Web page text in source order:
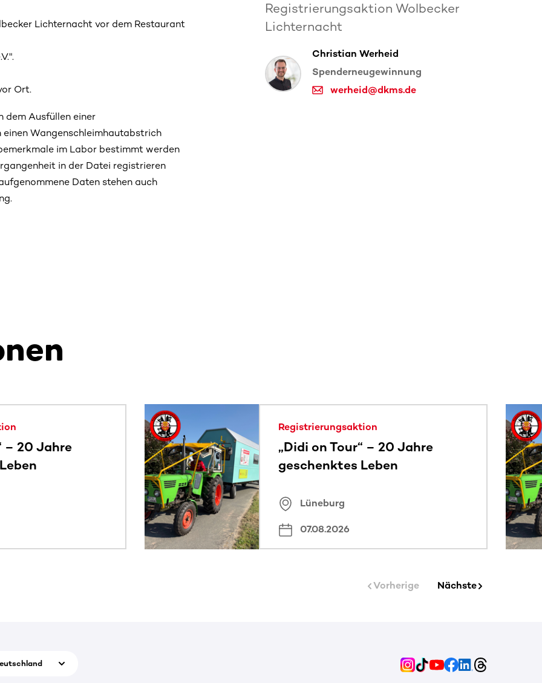
Lichternacht vor dem Restaurant
Ort.
dem Ausfüllen einer
Wangenschleimhautabstrich
im Labor bestimmt werden
in der Datei registrieren
Daten stehen auch
Registrierungsaktion Wolbecker
Lichternacht
Christian Werheid
Spenderneugewinnung
werheid@dkms.de
Nutze die Tab-Taste oder wische, um weitere Inhalte zu sehen.
– 20 Jahre
Registrierungsaktion
„Didi on Tour“ – 20 Jahre
geschenktes Leben
Lüneburg
07.08.2026
Vorherige Nächste